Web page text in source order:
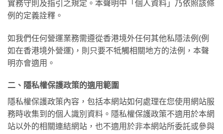
實務守則及指引之規定。本聲明中「個人資料」乃依照該條
例的定義詮釋。
如我們任何營運業務需遵從香港境外任何其他私隱法例(例
如在香港境外營運)，則只要不牴觸相關地方的法例，本聲
明亦會適用。
二、隱私權保護政策的適用範圍
隱私權保護政策內容，包括本網站如何處理在您使用網站服
務時收集到的個人識別資料。隱私權保護政策不適用於本網
站以外的相關連結網站，也不適用於非本網站所委託或參與